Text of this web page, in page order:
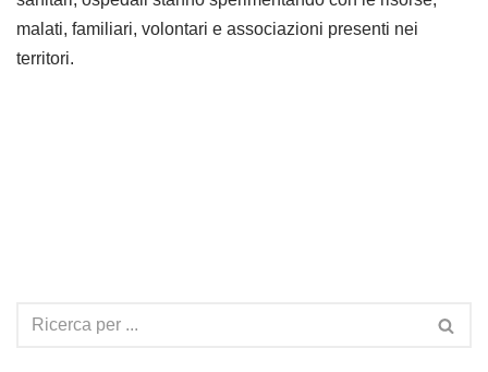
malati, familiari, volontari e associazioni presenti nei
territori.